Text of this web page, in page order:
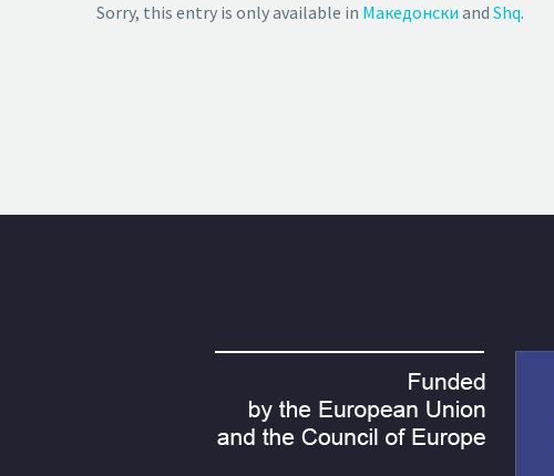
Sorry, this entry is only available in Македонски and Shq.